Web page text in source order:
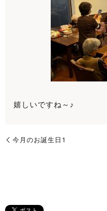
嬉しいですね～♪
今月のお誕生日1